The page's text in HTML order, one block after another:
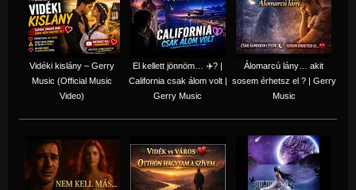
Vidéki kislány – Gerry
Music (Official Music
Video)
El kellett jönnöm… ✈️? |
California csak álom volt |
Gerry Music
Álomarcú lány… akit
sosem érhetsz el ? | Gerry
Music